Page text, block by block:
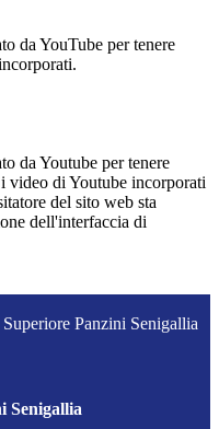
da YouTube per tenere
da Youtube per tenere
video di Youtube incorporati
del sito web sta
dell'interfaccia di
Panzini Senigallia
Senigallia